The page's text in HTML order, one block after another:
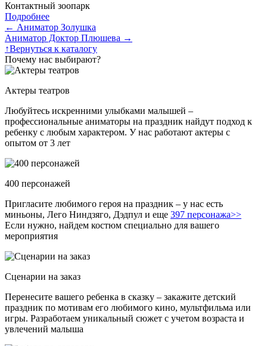
Контактный зоопарк
Подробнее
← Аниматор Золушка
Аниматор Доктор Плюшева →
↑Вернуться к каталогу
Почему нас выбирают?
Актеры театров
Любуйтесь искренними улыбками малышей –
профессиональные аниматоры на праздник найдут подход к
ребенку с любым характером. У нас работают актеры с
опытом от 3 лет
400 персонажей
Пригласите любимого героя на праздник – у нас есть
миньоны, Лего Ниндзяго, Дэдпул и еще 397 персонажа>>
Если нужно, найдем костюм специально для вашего
мероприятия
Сценарии на заказ
Перенесите вашего ребенка в сказку – закажите детский
праздник по мотивам его любимого кино, мультфильма или
игры. Разработаем уникальный сюжет с учетом возраста и
увлечений малыша